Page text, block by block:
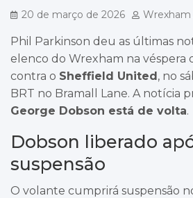
20 de março de 2026 Wrexham
Phil Parkinson deu as últimas
elenco do Wrexham na véspera
contra o Sheffield United, no
BRT no Bramall Lane. A notícia
George Dobson está de volta.
Dobson liberado
suspensão
O volante cumprirá suspensão